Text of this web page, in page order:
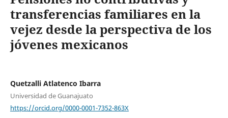
transferencias familiares en la
vejez desde la perspectiva de los
jóvenes mexicanos
Quetzalli Atlatenco Ibarra
Universidad de Guanajuato
https://orcid.org/0000-0001-7352-863X